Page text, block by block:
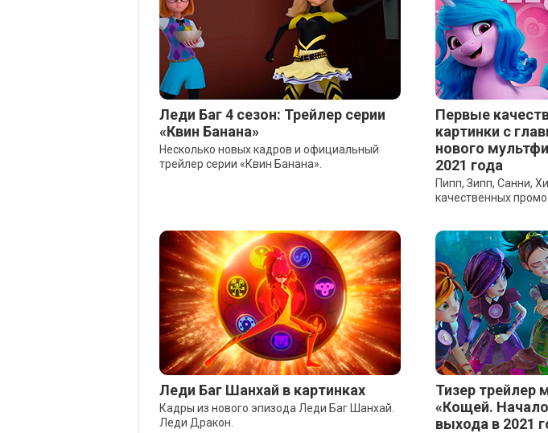
Леди Баг 4 сезон: Трейлер серии
«Квин Банана»
Несколько новых кадров и официальный
трейлер серии «Квин Банана».
Первые
картинки с
нового
2021 года
Пипп, Зипп, Санни,
качественных промо
Леди Баг Шанхай в картинках
Кадры из нового эпизода Леди Баг Шанхай.
Леди Дракон.
Тизер трейлер
«Кощей.
выхода в 2021